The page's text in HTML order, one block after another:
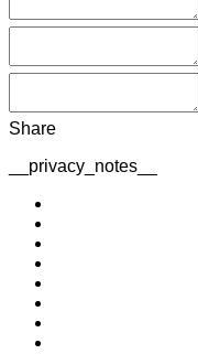
Share
__privacy_notes__